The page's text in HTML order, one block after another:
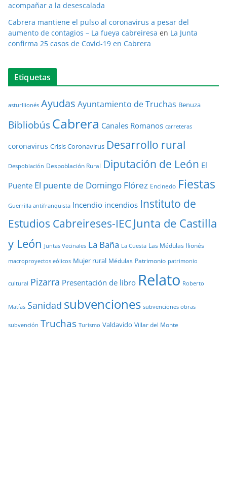
acompañar a la desescalada
Cabrera mantiene el pulso al coronavirus a pesar del
aumento de contagios – La fueya cabreiresa en La Junta
confirma 25 casos de Covid-19 en Cabrera
Etiquetas
asturllionés Ayudas Ayuntamiento de Truchas Benuza
BibliobúsCabrera Canales Romanos carreteras
coronavirus Crisis Coronavirus Desarrollo rural
Despoblación Despoblación Rural Diputación de León El
Puente El puente de Domingo Flórez Encinedo Fiestas
Guerrilla antifranquista Incendio incendios Instituto de
Estudios Cabreireses-IEC Junta de Castilla
y León Juntas Vecinales La Baña La Cuesta Las Médulas llionés
macroproyectos eólicos Mujer rural Médulas Patrimonio patrimonio
cultural Pizarra Presentación de libro Relato Roberto
Matías Sanidad subvenciones subvenciones obras
subvención Truchas Turismo Valdavido Villar del Monte